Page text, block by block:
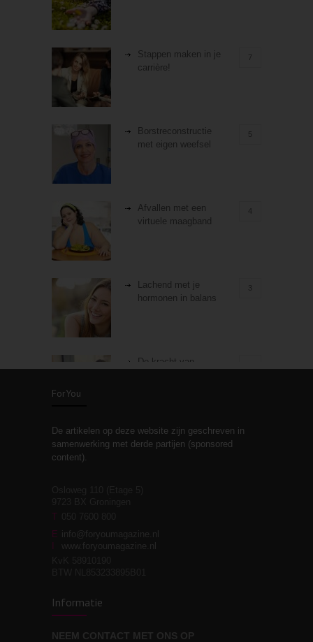
Stappen maken in je
carrière!
7
Borstreconstructie
met eigen weefsel
5
Afvallen met een
virtuele maagband
4
Lachend met je
hormonen in balans
3
De kracht van
Stiefouderschap en
relaties
moeite!
ForYou
De artikelen op deze website zijn geschreven in
samenwerking met derde partijen (sponsored
content).
T
E info@foryoumagazine.nl
www.foryoumagazine.nl
Informatie
NEEM CONTACT MET ONS OP